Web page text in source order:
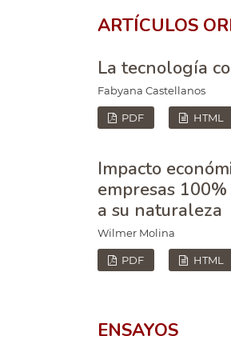
ARTÍCULOS
La tecnología
Fabyana Castellanos
PDF HTML
Impacto
empresas 100%
a su naturaleza
Wilmer Molina
PDF HTML
ENSAYOS